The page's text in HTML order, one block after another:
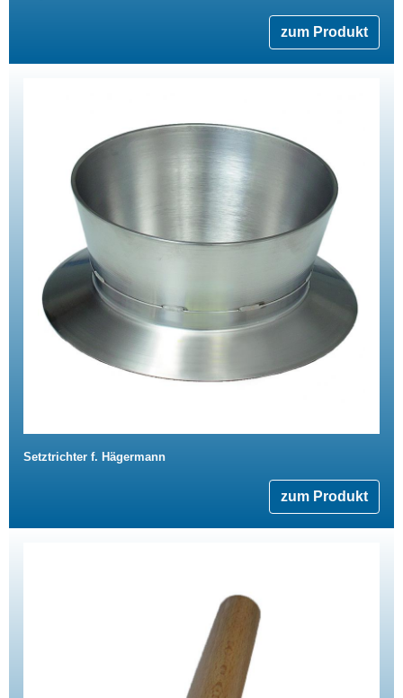
zum Produkt
Setztrichter f. Hägermann
zum Produkt